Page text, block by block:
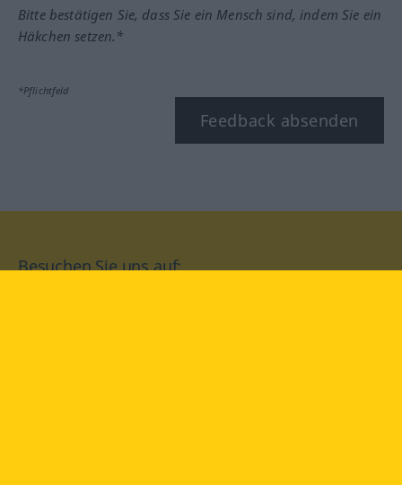
Bitte bestätigen Sie, dass Sie ein Mensch sind, indem Sie ein
Häkchen setzen.*
*Pflichtfeld
Feedback absenden
Besuchen Sie uns auf: